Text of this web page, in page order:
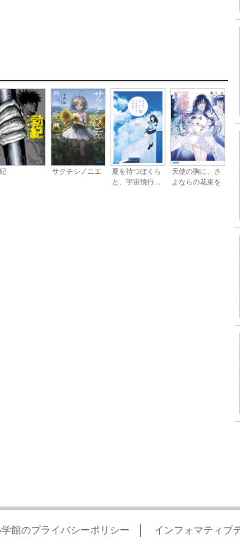
サクチシノニエ
夏を待つぼくら
と、宇宙飛行...
天使の胸に、さ
よならの花束を
館のプライバシーポリシー インフォマティブ